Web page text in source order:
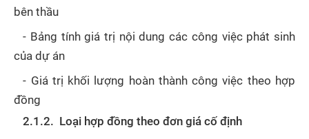
bên thầu
- Bảng tính giá trị nội dung các công việc phát sinh
của dự án
- Giá trị khối lượng hoàn thành công việc theo hợp
đồng
2.1.2. Loại hợp đồng theo đơn giá cố định